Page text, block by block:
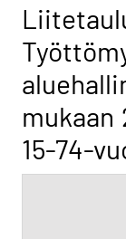
15-74-